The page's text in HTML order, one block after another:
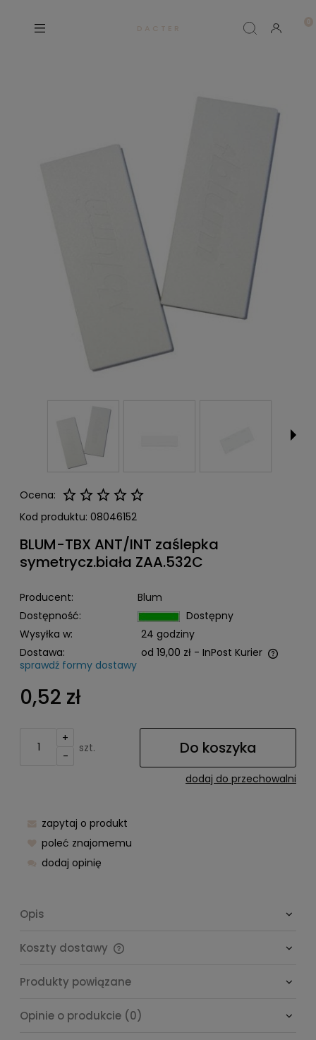
D A C T E R
Ocena:
Kod produktu: 08046152
BLUM-TBX ANT/INT zaślepka
symetrycz.biała ZAA.532C
Producent:
Blum
Dostępność:
Dostępny
Wysyłka w:
24 godziny
Dostawa:
od 19,00 zł - InPost Kurier
Cena nie zawiera ewentualnych kosztów płatności
sprawdź formy dostawy
0,52 zł
+
-
szt. Do koszyka
dodaj do przechowalni
zapytaj o produkt
poleć znajomemu
dodaj opinię
Opis
Koszty dostawy
Produkty powiązane
Opinie o produkcie (0)